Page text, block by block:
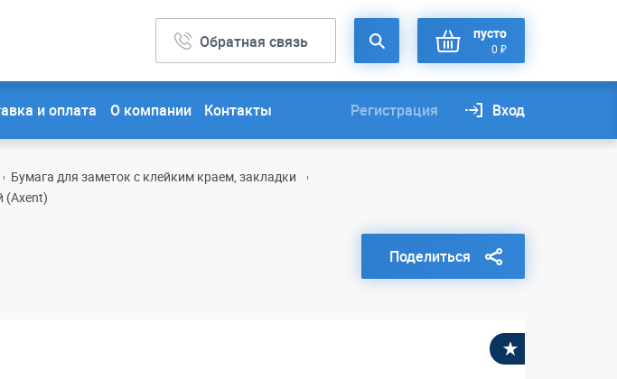
Обратная связь пусто
0 ₽
и оплата О компании Контакты Регистрация Вход
Бумага для заметок с клейким краем, закладки
(Axent)
Поделиться